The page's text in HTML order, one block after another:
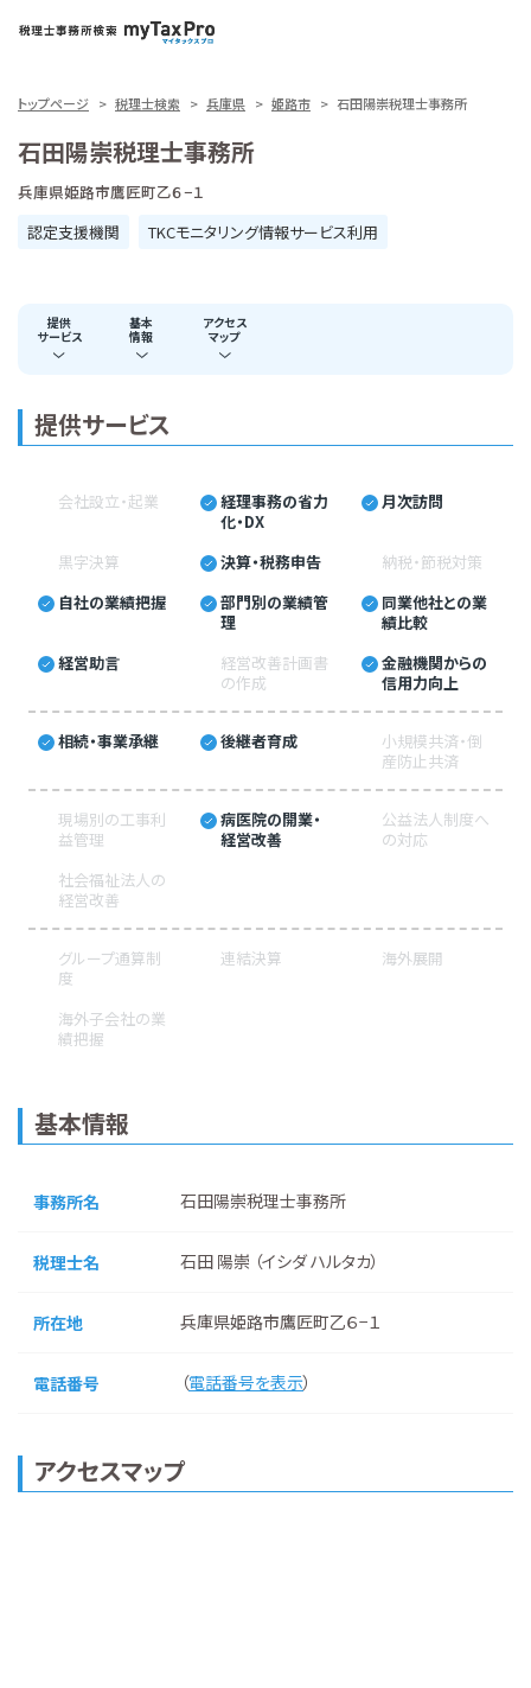
トップページ 税理士検索 兵庫県 姫路市 石田陽崇税理士事務所
石田陽崇税理士事務所
兵庫県姫路市鷹匠町乙６−１
認定支援機関
TKCモニタリング情報サービス利用
提供
サービス
基本
情報
アクセス
マップ
提供サービス
会社設立・起業
経理事務の省力
化・DX
月次訪問
黒字決算 決算・税務申告
納税・節税対策
自社の業績把握
部門別の業績管
理
同業他社との業
績比較
経営助言
経営改善計画書
の作成
金融機関からの
信用力向上
相続・事業承継 後継者育成
小規模共済・倒
産防止共済
現場別の工事利
益管理
病医院の開業・
経営改善
公益法人制度へ
の対応
社会福祉法人の
経営改善
グループ通算制
度
連結決算 海外展開
海外子会社の業
績把握
基本情報
事務所名 石田陽崇税理士事務所
税理士名 石田 陽崇 （イシダ ハルタカ）
所在地 兵庫県姫路市鷹匠町乙６−１
電話番号 （電話番号を表示）
アクセスマップ